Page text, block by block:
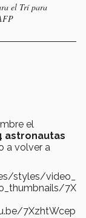
el Trí para
el
astronautas
a volver a
styles/video_
7X
7XzhtWcep